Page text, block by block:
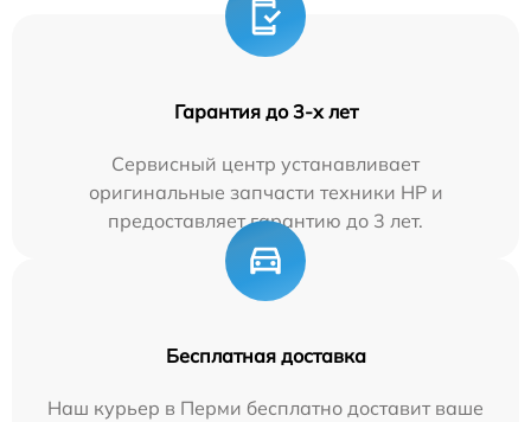
Гарантия до 3-х лет
Сервисный центр устанавливает
оригинальные запчасти техники HP и
предоставляет гарантию до 3 лет.
Бесплатная доставка
Наш курьер в Перми бесплатно доставит ваше